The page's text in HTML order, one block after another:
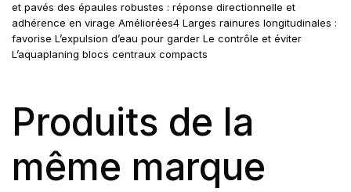
et pavés des épaules robustes : réponse directionnelle et
adhérence en virage Améliorées4 Larges rainures longitudinales :
favorise L’expulsion d’eau pour garder Le contrôle et éviter
L’aquaplaning blocs centraux compacts
Produits de la
même marque